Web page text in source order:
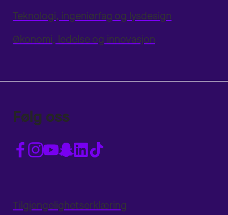
Teknologi, ingeniørfag og lysdesign
Økonomi, ledelse og innovasjon
Følg oss
Tilgjengelighetserklæring